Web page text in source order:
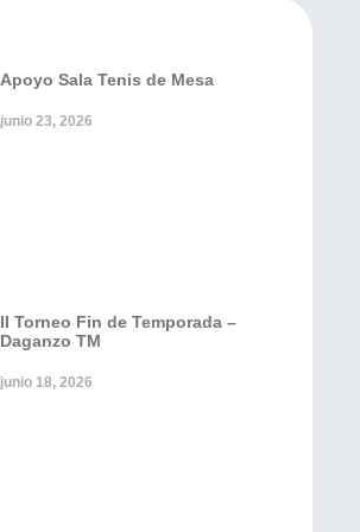
Apoyo Sala Tenis de Mesa
junio 23, 2026
II Torneo Fin de Temporada –
Daganzo TM
junio 18, 2026